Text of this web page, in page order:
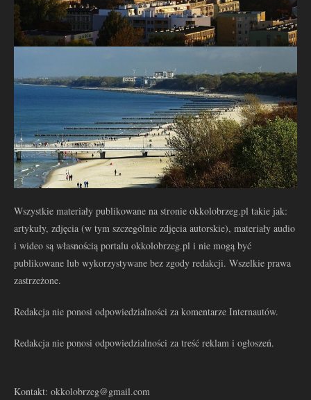
Wszystkie materiały publikowane na stronie okkolobrzeg.pl takie jak:
artykuły, zdjęcia (w tym szczególnie zdjęcia autorskie), materiały audio
i wideo są własnością portalu okkolobrzeg.pl i nie mogą być
publikowane lub wykorzystywane bez zgody redakcji. Wszelkie prawa
zastrzeżone.
Redakcja nie ponosi odpowiedzialności za komentarze Internautów.
Redakcja nie ponosi odpowiedzialności za treść reklam i ogłoszeń.
Kontakt: okkolobrzeg@gmail.com